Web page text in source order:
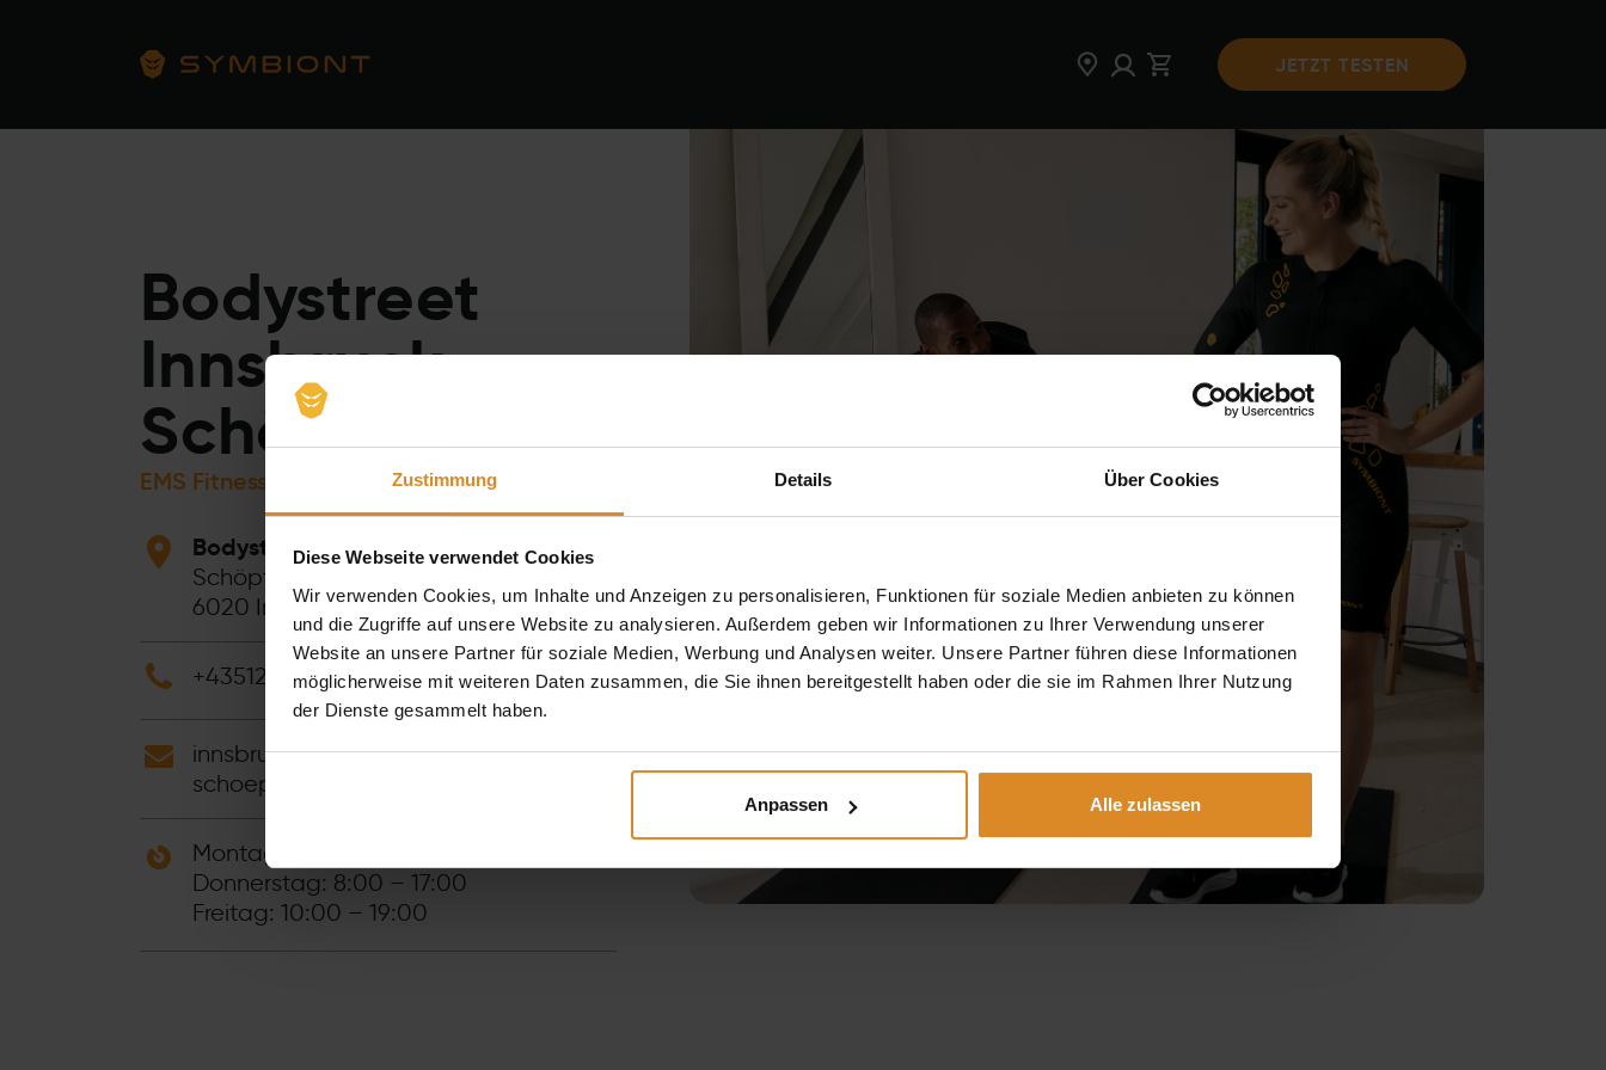
Zustimmung Details Über Cookies
Diese Webseite verwendet Cookies
Wir verwenden Cookies, um Inhalte und Anzeigen zu personalisieren, Funktionen für soziale Medien anbieten zu können
und die Zugriffe auf unsere Website zu analysieren. Außerdem geben wir Informationen zu Ihrer Verwendung unserer
Website an unsere Partner für soziale Medien, Werbung und Analysen weiter. Unsere Partner führen diese Informationen
möglicherweise mit weiteren Daten zusammen, die Sie ihnen bereitgestellt haben oder die sie im Rahmen Ihrer Nutzung
der Dienste gesammelt haben.
Anpassen Alle zulassen
JETZT TESTEN
Bodystreet
Innsbruck
Schöpfstraße
EMS Fitness Training
Bodystreet Innsbruck Schöpfstraße
Schöpfstraße 6b
6020 Innsbruck-Österreich
+43512319313
innsbruck-
schoepfstrasse@bodystreet.at
Montag – Mittwoch: 10:00 – 19:00
Donnerstag: 8:00 – 17:00
Freitag: 10:00 – 19:00